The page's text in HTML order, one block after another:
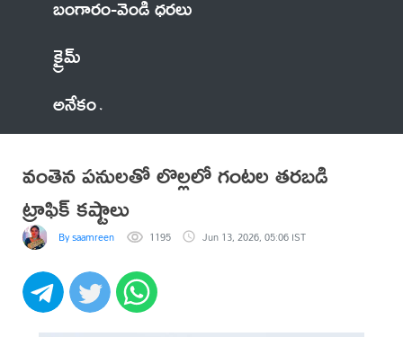
క్రైమ్
అనేకం
వంతెన పనులతో లొల్లలో గంటల తరబడి
ట్రాఫిక్ కష్టాలు
By saamreen 1195 Jun 13, 2026, 05:06 IST